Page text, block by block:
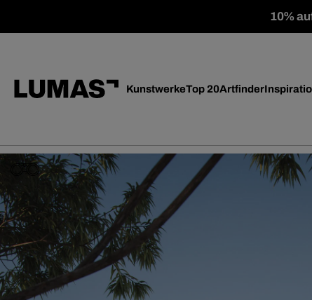
10%
KunstwerkeTop 20Artfinder